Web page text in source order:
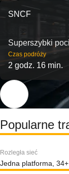
SNCF
Superszybki
Czas podróży
2 godz. 16 min.
Popularne
Rozległa sieć
Jedna platforma,